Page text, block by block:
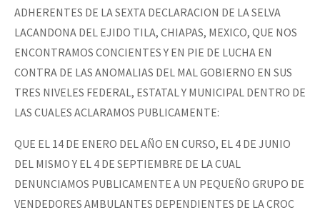
ADHERENTES DE LA SEXTA DECLARACION DE LA SELVA
LACANDONA DEL EJIDO TILA, CHIAPAS, MEXICO, QUE NOS
ENCONTRAMOS CONCIENTES Y EN PIE DE LUCHA EN
CONTRA DE LAS ANOMALIAS DEL MAL GOBIERNO EN SUS
TRES NIVELES FEDERAL, ESTATAL Y MUNICIPAL DENTRO DE
LAS CUALES ACLARAMOS PUBLICAMENTE:
QUE EL 14 DE ENERO DEL AÑO EN CURSO, EL 4 DE JUNIO
DEL MISMO Y EL 4 DE SEPTIEMBRE DE LA CUAL
DENUNCIAMOS PUBLICAMENTE A UN PEQUEÑO GRUPO DE
VENDEDORES AMBULANTES DEPENDIENTES DE LA CROC